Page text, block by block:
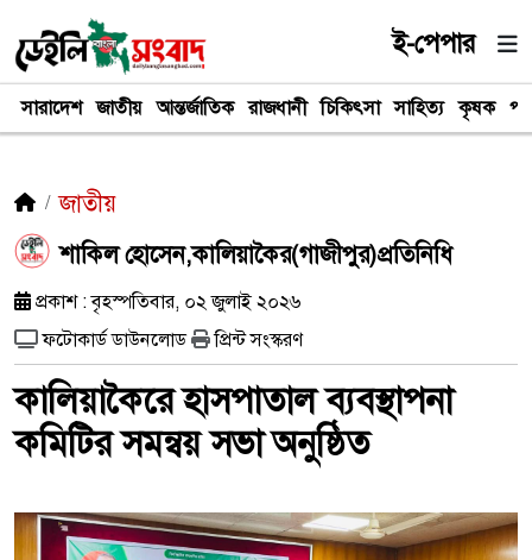
ই-পেপার
সারাদেশ জাতীয় আন্তর্জাতিক রাজধানী চিকিৎসা সাহিত্য কৃষক
জাতীয়
শাকিল হোসেন,কালিয়াকৈর(গাজীপুর)প্রতিনিধি
প্রকাশ : বৃহস্পতিবার, ০২ জুলাই ২০২৬
ফটোকার্ড ডাউনলোড
প্রিন্ট সংস্করণ
কালিয়াকৈরে হাসপাতাল ব্যবস্থাপনা
কমিটির সমন্বয় সভা অনুষ্ঠিত